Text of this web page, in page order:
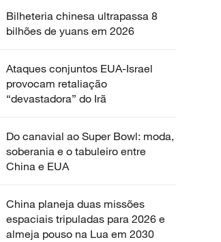
Bilheteria chinesa ultrapassa 8
bilhões de yuans em 2026
Ataques conjuntos EUA-Israel
provocam retaliação
“devastadora” do Irã
Do canavial ao Super Bowl: moda,
soberania e o tabuleiro entre
China e EUA
China planeja duas missões
espaciais tripuladas para 2026 e
almeja pouso na Lua em 2030